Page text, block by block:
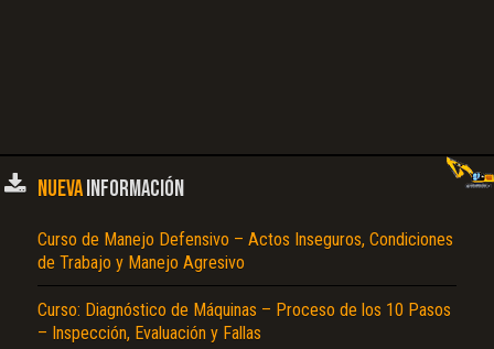
NUEVAINFORMACIÓN
Curso de Manejo Defensivo – Actos Inseguros, Condiciones
de Trabajo y Manejo Agresivo
Curso: Diagnóstico de Máquinas – Proceso de los 10 Pasos
– Inspección, Evaluación y Fallas